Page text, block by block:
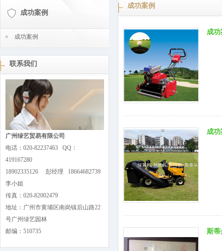
成功案例
成功案例
联系我们
广州绿艺贸易有限公司
电话：020-82237463 QQ：
419167280
18902335126 彭经理 18664682739
李小姐
传真：020-82002479
地址：广州市黄埔区南岗镇后山路22
号广州绿艺园林
邮编：510735
成功案例
成功
成功
斯蒂